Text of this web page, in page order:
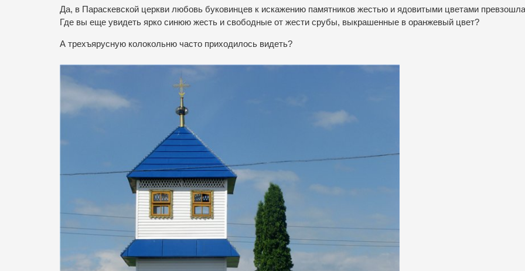
Да, в Параскевской церкви любовь буковинцев к искажению памятников жестью и ядовитыми цветами
Где вы еще увидеть ярко синюю жесть и свободные от жести срубы, выкрашенные в оранжевый цвет?
А трехъярусную колокольню часто приходилось видеть?